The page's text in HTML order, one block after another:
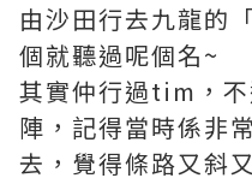
由沙田行去九龍的
個就聽過呢個名~
其實仲行過tim，
陣，記得當時係非
去，覺得條路又斜